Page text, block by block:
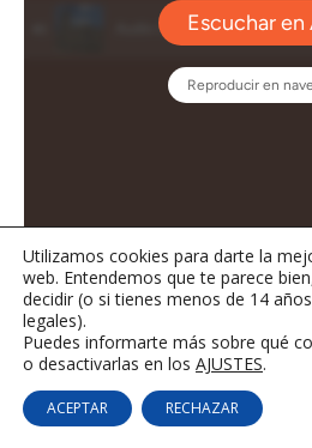
¿DÓNDE QUIERES
Utilizamos cookies para darte la
web. Entendemos que te parece
decidir (o si tienes menos de 14
legales).
Puedes informarte más sobre qué
o desactivarlas en los AJUSTES.
ACEPTAR RECHAZAR